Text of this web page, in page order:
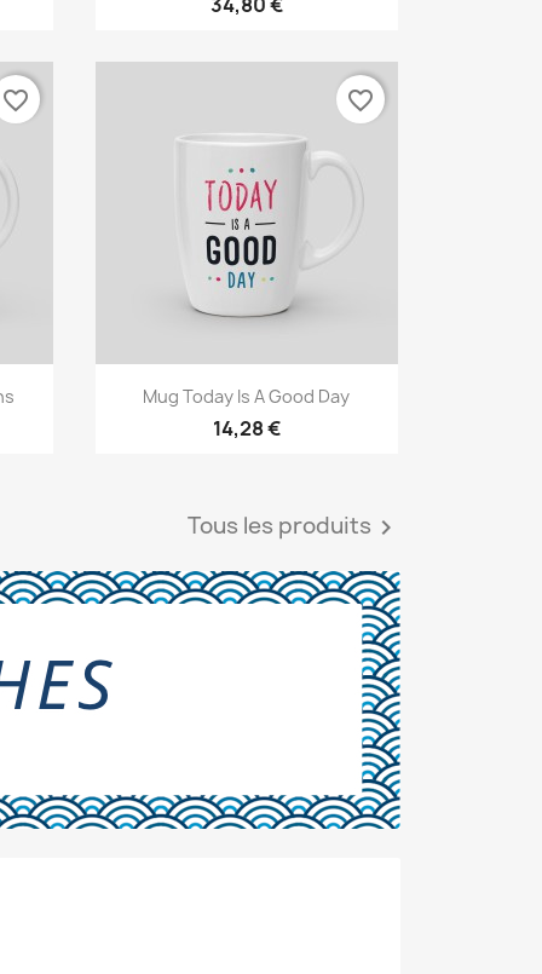
favorite_border
Aperçu rapide
Mug Today Is A Good Day
14,28 €
favorite_border
Tous les produits 